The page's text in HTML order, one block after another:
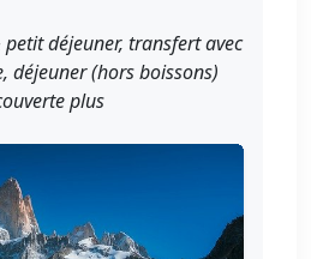
déjeuner, transfert avec
déjeuner (hors boissons)
plus